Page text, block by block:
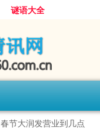
谜语大全
春节大润发营业到几点